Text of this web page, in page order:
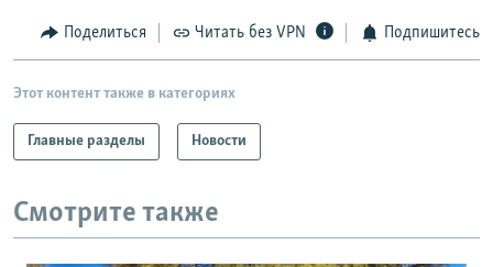
Поделиться Читать без VPN Подпишитесь
Этот контент также в категориях
Главные разделы Новости
Смотрите также